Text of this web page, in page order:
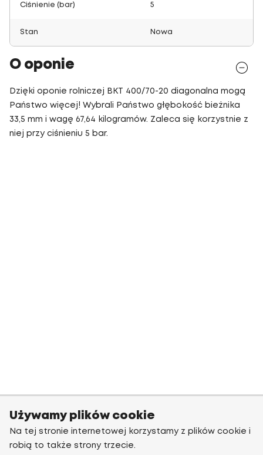
Ciśnienie (bar) 5
Stan Nowa
O oponie
Dzięki oponie rolniczej BKT 400/70-20 diagonalna mogą
Państwo więcej! Wybrali Państwo głębokość bieżnika
33,5 mm i wagę 67,64 kilogramów. Zaleca się korzystnie z
niej przy ciśnieniu 5 bar.
Używamy plików cookie
Na tej stronie internetowej korzystamy z plików cookie i
robią to także strony trzecie.